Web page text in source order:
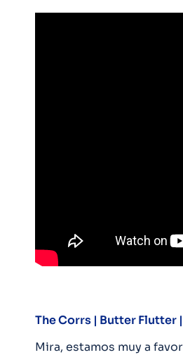
The Corrs | Butter Flutter
Mira, estamos muy a